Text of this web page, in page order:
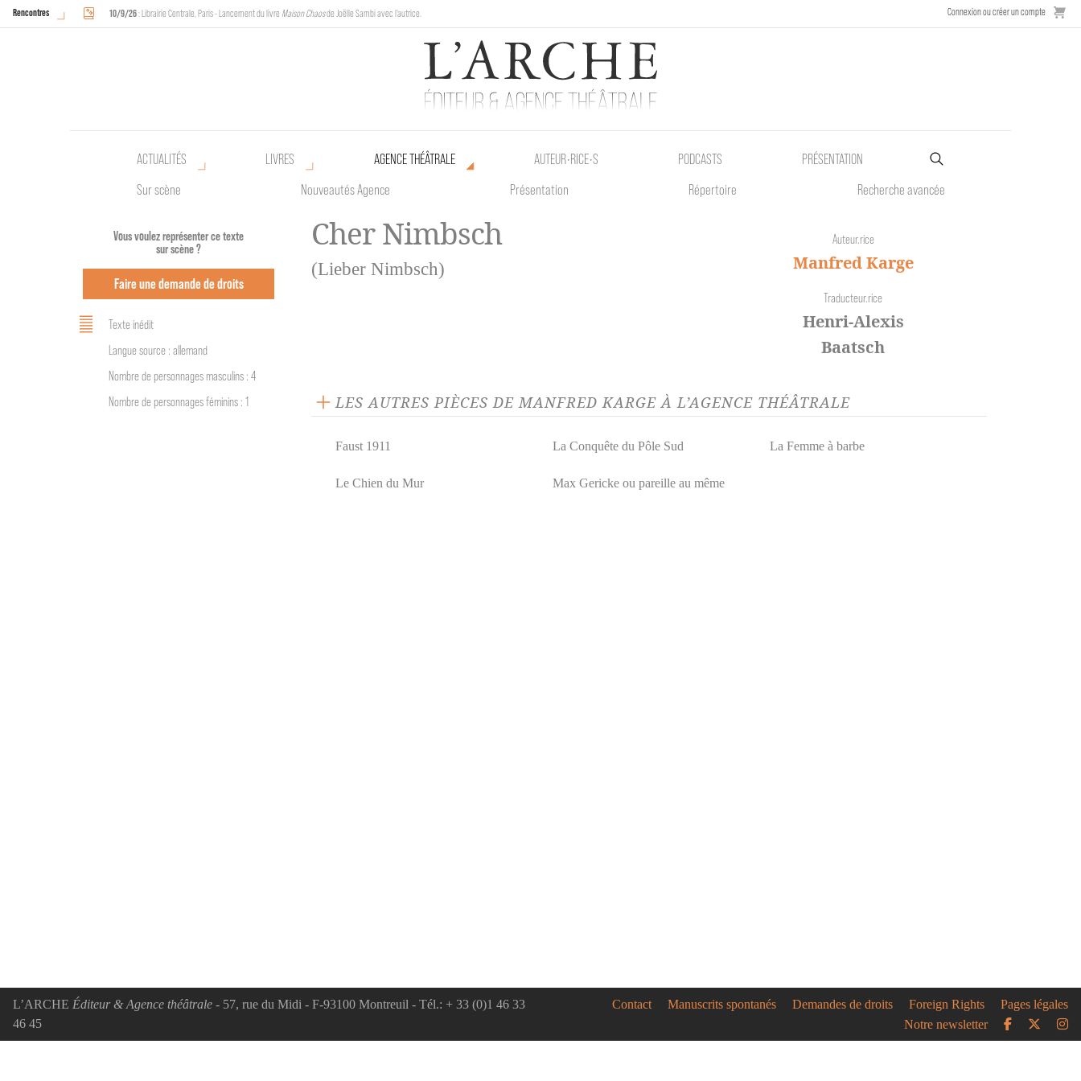
Rencontres 10/9/26: Librairie Centrale, Paris - Lancement du livre Maison Chaosde Joëlle Sambi avec l'autrice.
: Halles de Schaerbeek, Bruxelles - L'Arche sera présente au Poetik Bazar tout le weekend !
Connexion ou créer un compte
ACTUALITÉS LIVRES
AGENCE THÉÂTRALE
Sur scène
Nouveautés Agence Présentation Répertoire Recherche avancée
AUTEUR•RICE•S PODCASTS PRÉSENTATION
Vous voulez représenter ce texte
sur scène ?
Faire une demande de droits
Texte inédit
Langue source : allemand
Nombre de personnages masculins : 4
Nombre de personnages féminins : 1
Cher Nimbsch
(Lieber Nimbsch)
Auteur.rice
Manfred Karge
Traducteur.rice
Henri-Alexis
Baatsch
LES AUTRES PIÈCES DE MANFRED KARGE À L’AGENCE THÉÂTRALE
Faust 1911 La Conquête du Pôle Sud La Femme à barbe
Le Chien du Mur Max Gericke ou pareille au même
L’ARCHE Éditeur & Agence théâtrale - 57, rue du Midi - F-93100 Montreuil - Tél.: + 33 (0)1 46 33
46 45
Contact Manuscrits spontanés Demandes de droits Foreign Rights
Pages légales
Notre newsletter